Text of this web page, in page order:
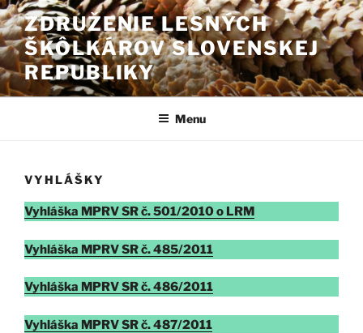
Prejsť
na
obsah
ZDRUŽENIE LESNÝCH
ŠKÔLKÁROV SLOVENSKEJ
REPUBLIKY
Menu
VYHLÁŠKY
Vyhláška MPRV SR č. 501/2010 o LRM
Vyhláška MPRV SR č. 485/2011
Vyhláška MPRV SR č. 486/2011
Vyhláška MPRV SR č. 487/2011